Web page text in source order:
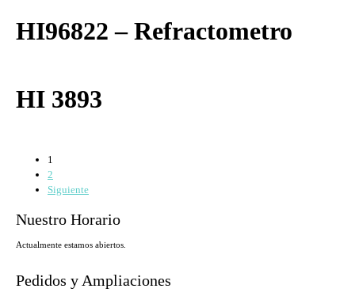
HI96822 – Refractometro
HI 3893
1
2
Siguiente
Nuestro Horario
Actualmente estamos abiertos.
Pedidos y Ampliaciones